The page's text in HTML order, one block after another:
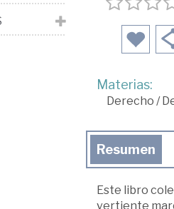
Materias:
Derecho /
Resumen
Este libro
vertiente